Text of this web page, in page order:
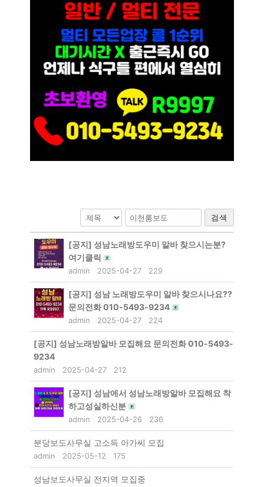
검색
[공지]성남노래방도우미 알바 찾으시는분?
여기클릭
admin 2025-04-27 229
[공지]성남 노래방도우미 알바 찾으시나요??
문의전화 010-5493-9234
admin 2025-04-27 224
[공지]성남노래방알바 모집해요 문의전화 010-5493-
9234
admin 2025-04-27 212
[공지]성남에서 성남노래방알바 모집해요 착
하고성실하신분
admin 2025-04-26 236
분당보도사무실 고소득 아가씨 모집
admin 2025-05-12 175
성남보도사무실 전지역 모집중